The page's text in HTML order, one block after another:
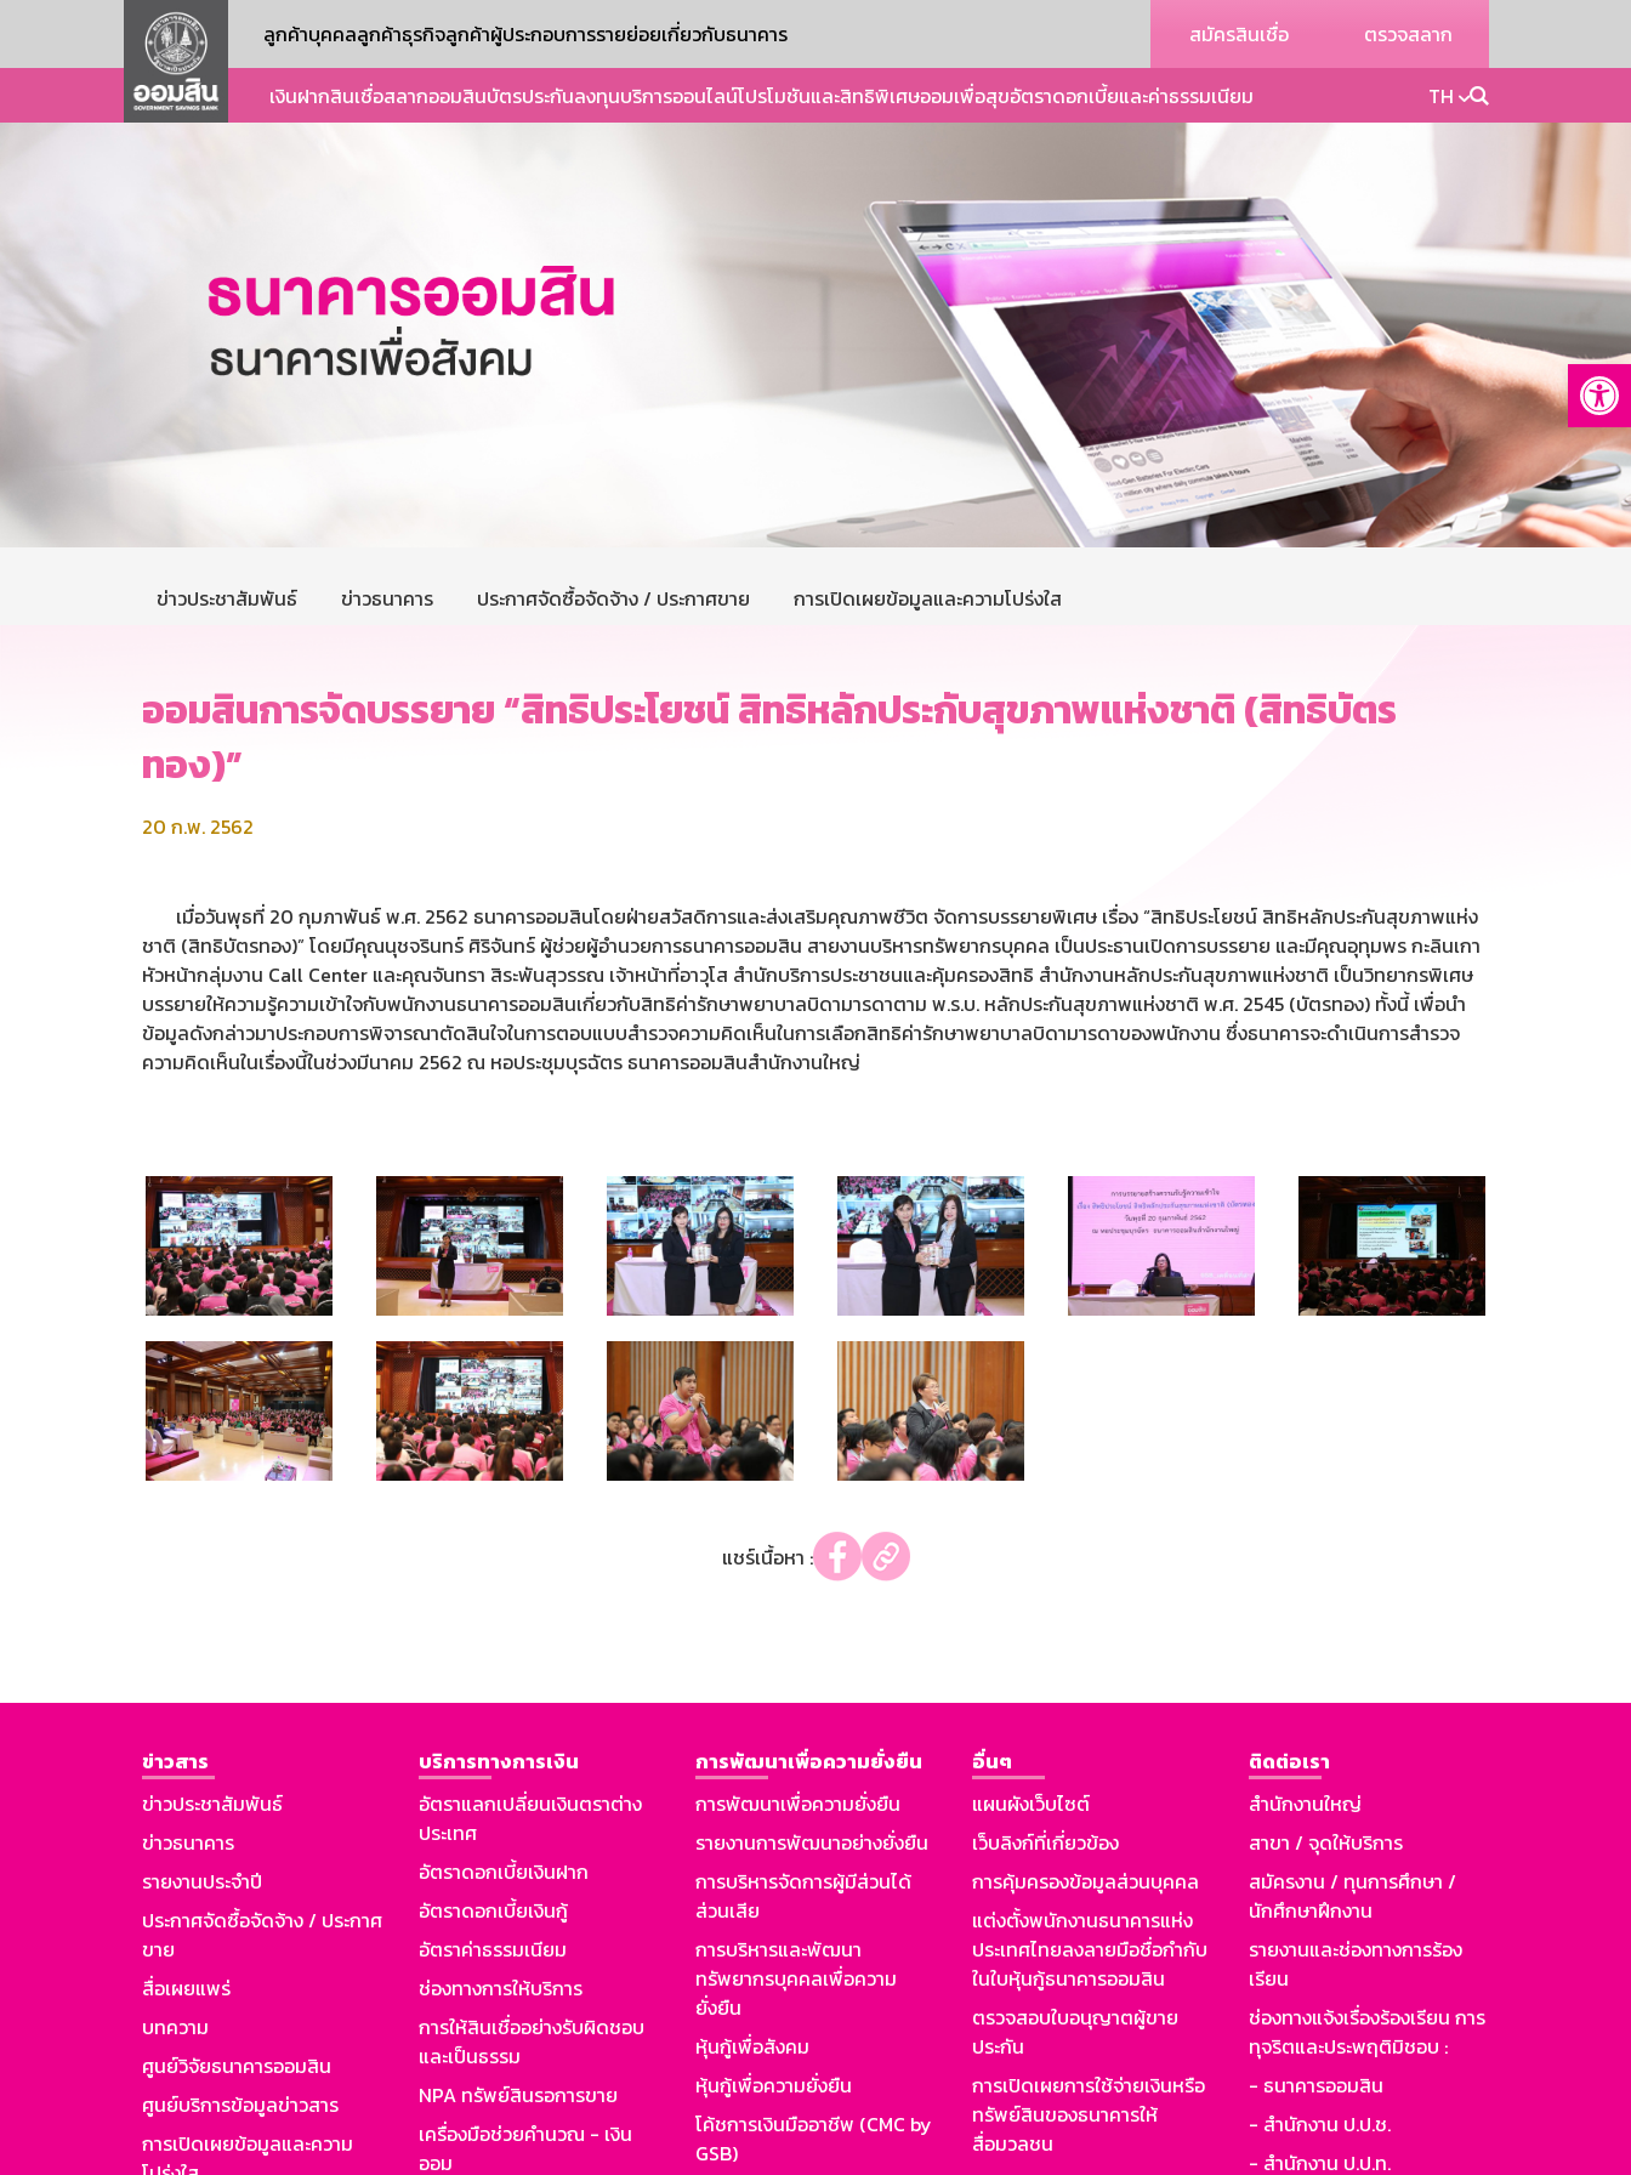
ลูกค้าบุคคลลูกค้าธุรกิจลูกค้าผู้ประกอบการรายย่อยเกี่ยวกับธนาคาร สมัครสินเชื่อ ตรวจสลาก
เงินฝากสินเชื่อสลากออมสินบัตรประกันลงทุนบริการออนไลน์โปรโมชันและสิทธิพิเศษออมเพื่อสุขอัตราดอกเบี้ยและค่าธรรมเนียม TH
ข่าวประชาสัมพันธ์ ข่าวธนาคาร ประกาศจัดซื้อจัดจ้าง / ประกาศขาย การเปิดเผยข้อมูลและความโปร่งใส
ออมสินการจัดบรรยาย “สิทธิประโยชน์ สิทธิหลักประกับสุขภาพแห่งชาติ (สิทธิบัตร
ทอง)”
20 ก.พ. 2562
เมื่อวันพุธที่ 20 กุมภาพันธ์ พ.ศ. 2562 ธนาคารออมสินโดยฝ่ายสวัสดิการและส่งเสริมคุณภาพชีวิต จัดการบรรยายพิเศษ เรื่อง “สิทธิประโยชน์ สิทธิหลักประกันสุขภาพแห่ง
ชาติ (สิทธิบัตรทอง)” โดยมีคุณนุชจรินทร์ ศิริจันทร์ ผู้ช่วยผู้อำนวยการธนาคารออมสิน สายงานบริหารทรัพยากรบุคคล เป็นประธานเปิดการบรรยาย และมีคุณอุทุมพร กะลินเกา
หัวหน้ากลุ่มงาน Call Center และคุณจันทรา สิระพันสุวรรณ เจ้าหน้าที่อาวุโส สำนักบริการประชาชนและคุ้มครองสิทธิ สำนักงานหลักประกันสุขภาพแห่งชาติ เป็นวิทยากรพิเศษ
บรรยายให้ความรู้ความเข้าใจกับพนักงานธนาคารออมสินเกี่ยวกับสิทธิค่ารักษาพยาบาลบิดามารดาตาม พ.ร.บ. หลักประกันสุขภาพแห่งชาติ พ.ศ. 2545 (บัตรทอง) ทั้งนี้ เพื่อนำ
ข้อมูลดังกล่าวมาประกอบการพิจารณาตัดสินใจในการตอบแบบสำรวจความคิดเห็นในการเลือกสิทธิค่ารักษาพยาบาลบิดามารดาของพนักงาน ซึ่งธนาคารจะดำเนินการสำรวจ
ความคิดเห็นในเรื่องนี้ในช่วงมีนาคม 2562 ณ หอประชุมบุรฉัตร ธนาคารออมสินสำนักงานใหญ่
แชร์เนื้อหา :
ข่าวสาร
ข่าวประชาสัมพันธ์
ข่าวธนาคาร
รายงานประจำปี
ประกาศจัดซื้อจัดจ้าง / ประกาศ
ขาย
สื่อเผยแพร่
บทความ
ศูนย์วิจัยธนาคารออมสิน
ศูนย์บริการข้อมูลข่าวสาร
การเปิดเผยข้อมูลและความ
บริการทางการเงิน
อัตราแลกเปลี่ยนเงินตราต่าง
ประเทศ
อัตราดอกเบี้ยเงินฝาก
อัตราดอกเบี้ยเงินกู้
อัตราค่าธรรมเนียม
ช่องทางการให้บริการ
การให้สินเชื่ออย่างรับผิดชอบ
และเป็นธรรม
NPA ทรัพย์สินรอการขาย
เครื่องมือช่วยคำนวณ - เงิน
ออม
การพัฒนาเพื่อความยั่งยืน
การพัฒนาเพื่อความยั่งยืน
รายงานการพัฒนาอย่างยั่งยืน
การบริหารจัดการผู้มีส่วนได้
ส่วนเสีย
การบริหารและพัฒนา
ทรัพยากรบุคคลเพื่อความ
ยั่งยืน
หุ้นกู้เพื่อสังคม
หุ้นกู้เพื่อความยั่งยืน
โค้ชการเงินมืออาชีพ (CMC by
GSB)
อื่นๆ
แผนผังเว็บไซต์
เว็บลิงก์ที่เกี่ยวข้อง
การคุ้มครองข้อมูลส่วนบุคคล
แต่งตั้งพนักงานธนาคารแห่ง
ประเทศไทยลงลายมือชื่อกำกับ
ในใบหุ้นกู้ธนาคารออมสิน
ตรวจสอบใบอนุญาตผู้ขาย
ประกัน
การเปิดเผยการใช้จ่ายเงินหรือ
ทรัพย์สินของธนาคารให้
สื่อมวลชน
ติดต่อเรา
สำนักงานใหญ่
สาขา / จุดให้บริการ
สมัครงาน / ทุนการศึกษา /
นักศึกษาฝึกงาน
รายงานและช่องทางการร้อง
เรียน
ช่องทางแจ้งเรื่องร้องเรียน การ
ทุจริตและประพฤติมิชอบ :
- ธนาคารออมสิน
- สำนักงาน ป.ป.ช.
- สำนักงาน ป.ป.ท.